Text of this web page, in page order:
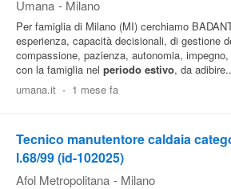
Umana - Milano
Per famiglia di Milano (MI) cerchiamo
esperienza, capacità decisionali, di gestione
compassione, pazienza, autonomia,
con la famiglia nel periodo estivo, da
umana.it - 1 mese fa
Tecnico manutentore caldaia
l.68/99 (id-102025)
Afol Metropolitana - Milano